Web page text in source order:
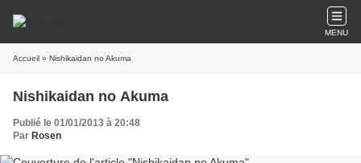
MENU
Accueil » Nishikaidan no Akuma
Nishikaidan no Akuma
Publié le 01/01/2013 à 20:48
Par Rosen